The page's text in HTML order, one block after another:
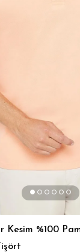
Kesim %100